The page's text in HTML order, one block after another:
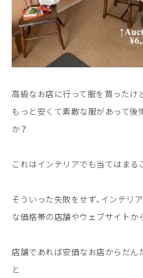
高級なお店に行って服を買ったけ
もっと安くて素敵な服があって後
か？
これはインテリアでも当てはまる
そういった失敗をせず、インテリ
な価格帯の店舗やウェブサイトか
店舗であれば安価なお店からだん
と